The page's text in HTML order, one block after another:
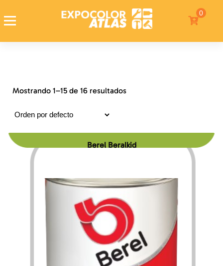
Expocolor Atlas
Tienda de pinturas en linea
0
Mostrando 1–15 de 16 resultados
Berel Beralkid